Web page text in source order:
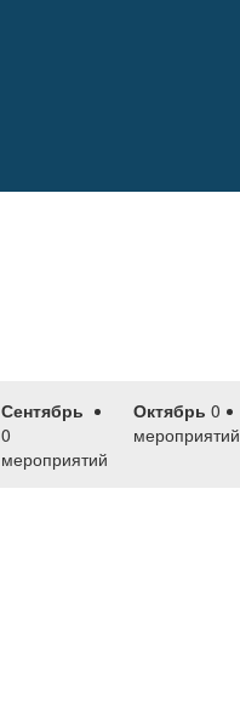
Сентябрь
0
мероприятий
Октябрь 0
мероприятий